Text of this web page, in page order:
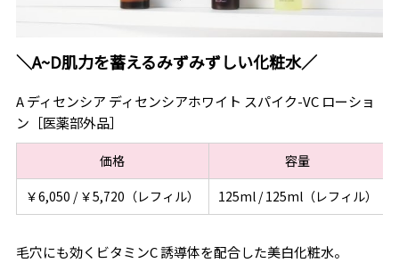
＼A~D肌力を蓄えるみずみずしい化粧水／
A ディセンシア ディセンシアホワイト スパイク-VC ローショ
ン［医薬部外品］
価格
容量
￥6,050 / ￥5,720（レフィル）
125ml / 125ml（レフィル）
毛穴にも効くビタミンC 誘導体を配合した美白化粧水。